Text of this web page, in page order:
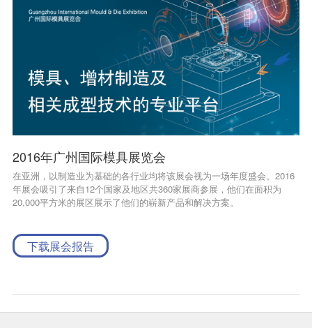
2016年广州国际模具展览会
在亚洲，以制造业为基础的各行业均将该展会视为一场年度盛会。2016
年展会吸引了来自12个国家及地区共360家展商参展，他们在面积为
20,000平方米的展区展示了他们的崭新产品和解决方案。
下载展会报告